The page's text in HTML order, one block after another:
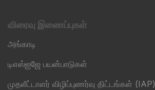
விரைவு இணைப்புகள்
அங்காடி
டிஎஸ்ஐஜே பயன்பாடுகள்
முதலீட்டாளர் விழிப்புணர்வு திட்டங்கள் (IAP)